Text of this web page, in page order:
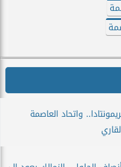
واتحاد العاصمة